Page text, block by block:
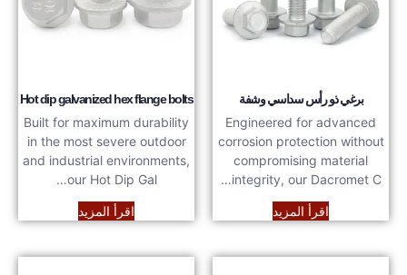
برغي ذو رأس سداسي وشفة
Engineered for advanced
corrosion protection without
compromising material
integrity, our Dacromet C…
اقرأ المزيد
Hot dip galvanized hex flange bolts
Built for maximum durability
in the most severe outdoor
and industrial environments,
our Hot Dip Gal…
اقرأ المزيد